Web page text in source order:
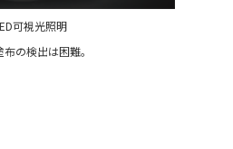
可視光照明
の検出は困難。